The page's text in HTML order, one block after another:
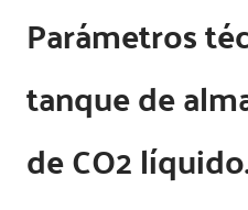
Parámetros
tanque de
de CO2